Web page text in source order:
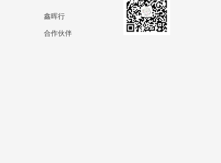
鑫晖行
合作伙伴